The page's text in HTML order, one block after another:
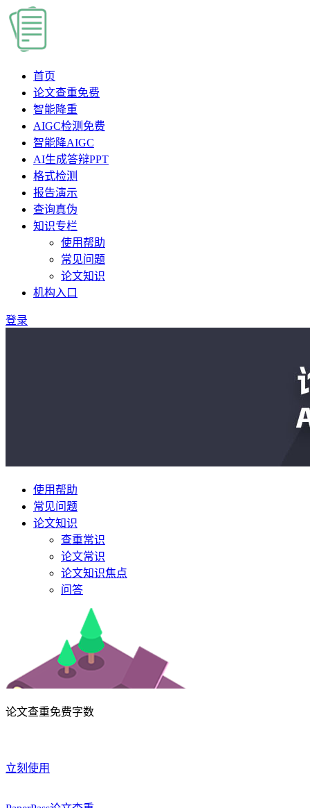
首页
论文查重免费
智能降重
AIGC检测 免费
智能降AIGC
AI生成答辩PPT
格式检测
报告演示
查询真伪
知识专栏
使用帮助
常见问题
论文知识
机构入口
登录
使用帮助
常见问题
论文知识
查重常识
论文常识
论文知识焦点
问答
论文查重免费字数
立刻使用